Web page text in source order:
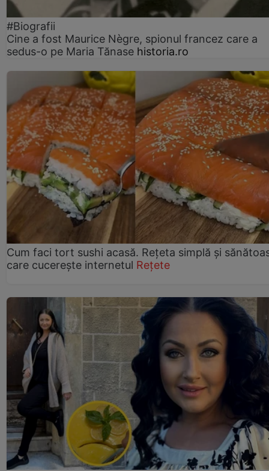
#Biografii
Cine a fost Maurice Nègre, spionul francez care a
sedus-o pe Maria Tănase historia.ro
Cum faci tort sushi acasă. Rețeta simplă și
care cucerește internetul Rețete